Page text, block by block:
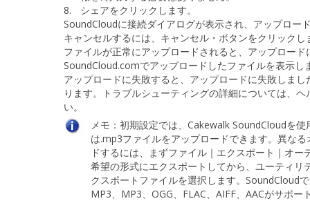
8.
シェアをクリックします。
SoundCloudに接続ダイアログが表示され、アップロー
キャンセルするには、 キャンセル ・ボタンをクリックし
ファイルが正常にアップロードされると、 アップロード
SoundCloud.comでアップロードしたファイルを表示し
アップロードに失敗すると、 アップロードに失敗しまし
ります。トラブルシューティングの詳細については、 ヘ
い。
メモ：初期設定では、Cakewalk SoundCloudを
は.mp3ファイルをアップロードできます。異な
ドするには、まずファイル｜エクスポート｜オー
希望の形式にエクスポートしてから、 ユーティリ
クスポートファイルを選択します。SoundCloud
MP3、MP3、OGG、FLAC、AIFF、AACがサポー